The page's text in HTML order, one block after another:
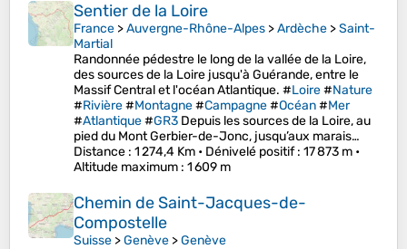
Sentier de la Loire
France >Auvergne-Rhône-Alpes >Ardèche >Saint-
Martial
Randonnée pédestre le long de la vallée de la Loire,
des sources de la Loire jusqu'à Guérande, entre le
Massif Central et l'océan Atlantique. #Loire#Nature
#Rivière#Montagne#Campagne#Océan#Mer
#Atlantique#GR3 Depuis les sources de la Loire, au
pied du Mont Gerbier-de-Jonc, jusqu’aux marais…
Distance : 1 274,4 Km • Dénivelé positif: 17 873 m •
Altitude maximum : 1 609 m
Chemin de Saint-Jacques-de-
Compostelle
Suisse >Genève >Genève